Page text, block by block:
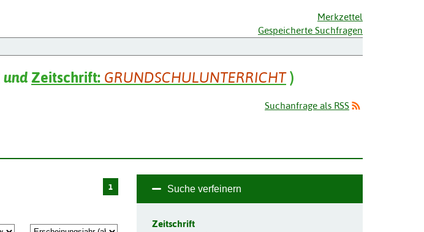
Merkzettel
Gespeicherte Suchfragen
und Zeitschrift: GRUNDSCHULUNTERRICHT )
Suchanfrage als RSS
1 Suche verfeinern
Zeitschrift